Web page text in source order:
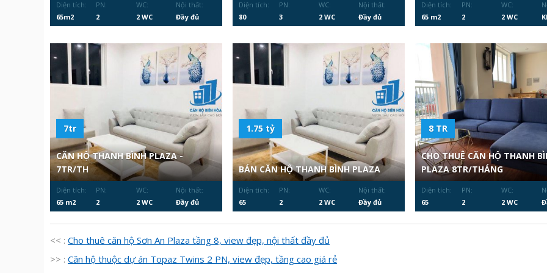
Diện tích:
65m2
PN:
2
WC:
2 WC
Nội thất:
Đầy đủ
Diện tích:
80
PN:
3
WC:
2 WC
Nội thất:
Đầy đủ
Diện tích:
65 m2
PN:
2
WC:
2 WC
7tr
CĂN HỘ THANH BÌNH PLAZA -
7TR/TH
Diện tích:
65 m2
PN:
2
WC:
2 WC
Nội thất:
Đầy đủ
1.75 tỷ
BÁN CĂN HỘ THANH BÌNH PLAZA
Diện tích:
65
PN:
2
WC:
2 WC
Nội thất:
Đầy đủ
8 TR
CHO THUÊ CĂN HỘ THANH
PLAZA 8TR/THÁNG
Diện tích:
65
PN:
2
WC:
2 WC
<< : Cho thuê căn hộ Sơn An Plaza tầng 8, view đẹp, nội thất đầy đủ
>> : Căn hộ thuộc dự án Topaz Twins 2 PN, view đẹp, tầng cao giá rẻ